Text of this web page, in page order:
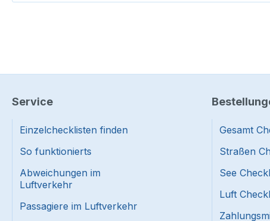
Service
Einzelchecklisten finden
So funktionierts
Abweichungen im
Luftverkehr
Passagiere im Luftverkehr
Gesamt
Straßen
See
Luft